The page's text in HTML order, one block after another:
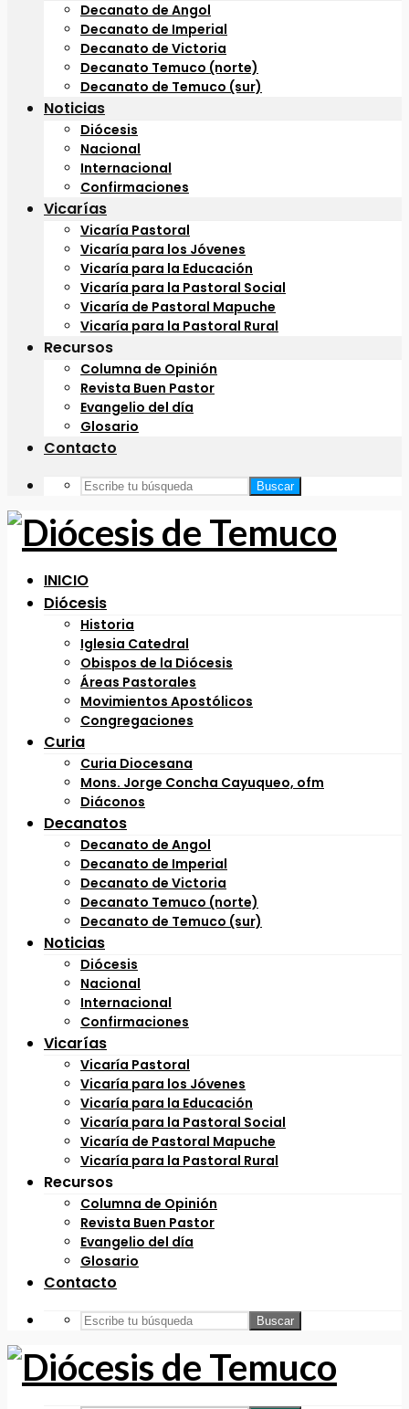
Decanato de Angol
Decanato de Imperial
Decanato de Victoria
Decanato Temuco (norte)
Decanato de Temuco (sur)
Noticias
Diócesis
Nacional
Internacional
Confirmaciones
Vicarías
Vicaría Pastoral
Vicaría para los Jóvenes
Vicaría para la Educación
Vicaría para la Pastoral Social
Vicaría de Pastoral Mapuche
Vicaría para la Pastoral Rural
Recursos
Columna de Opinión
Revista Buen Pastor
Evangelio del día
Glosario
Contacto
Buscar
INICIO
Diócesis
Historia
Iglesia Catedral
Obispos de la Diócesis
Áreas Pastorales
Movimientos Apostólicos
Congregaciones
Curia
Curia Diocesana
Mons. Jorge Concha Cayuqueo, ofm
Diáconos
Decanatos
Decanato de Angol
Decanato de Imperial
Decanato de Victoria
Decanato Temuco (norte)
Decanato de Temuco (sur)
Noticias
Diócesis
Nacional
Internacional
Confirmaciones
Vicarías
Vicaría Pastoral
Vicaría para los Jóvenes
Vicaría para la Educación
Vicaría para la Pastoral Social
Vicaría de Pastoral Mapuche
Vicaría para la Pastoral Rural
Recursos
Columna de Opinión
Revista Buen Pastor
Evangelio del día
Glosario
Contacto
Buscar